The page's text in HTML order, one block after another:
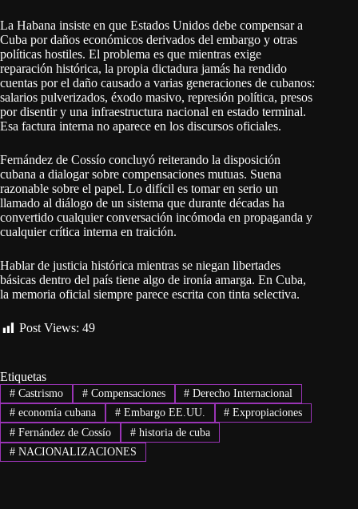
La Habana insiste en que Estados Unidos debe compensar a
Cuba por daños económicos derivados del embargo y otras
políticas hostiles. El problema es que mientras exige
reparación histórica, la propia dictadura jamás ha rendido
cuentas por el daño causado a varias generaciones de cubanos:
salarios pulverizados, éxodo masivo, represión política, presos
por disentir y una infraestructura nacional en estado terminal.
Esa factura interna no aparece en los discursos oficiales.
Fernández de Cossío concluyó reiterando la disposición
cubana a dialogar sobre compensaciones mutuas. Suena
razonable sobre el papel. Lo difícil es tomar en serio un
llamado al diálogo de un sistema que durante décadas ha
convertido cualquier conversación incómoda en propaganda y
cualquier crítica interna en traición.
Hablar de justicia histórica mientras se niegan libertades
básicas dentro del país tiene algo de ironía amarga. En Cuba,
la memoria oficial siempre parece escrita con tinta selectiva.
Post Views: 49
Etiquetas
#Castrismo #Compensaciones # Derecho Internacional
#economía cubana #Embargo EE.UU. # Expropiaciones
#Fernández de Cossío #historia de cuba
#NACIONALIZACIONES